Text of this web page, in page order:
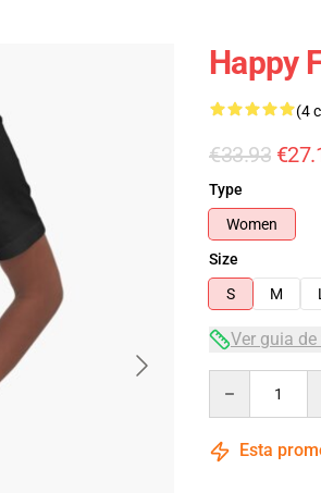
Happy
(4
€33.93
Type
Women
Size
S
M L
Ver guia
Esta